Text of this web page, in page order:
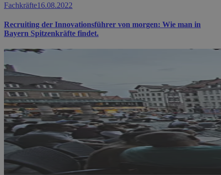
Fachkräfte16.08.2022
Recruiting der Innovationsführer von morgen: Wie man in
Bayern Spitzenkräfte findet.